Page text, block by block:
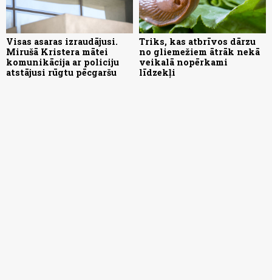
Visas asaras izraudājusi.
Mirušā Kristera mātei
komunikācija ar policiju
atstājusi rūgtu pēcgaršu
Triks, kas atbrīvos dārzu
no gliemežiem ātrāk nekā
veikalā nopērkami
līdzekļi